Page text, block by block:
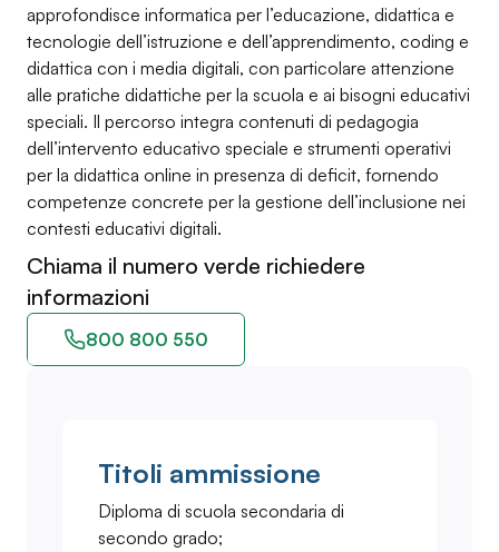
approfondisce informatica per l’educazione, didattica e
tecnologie dell’istruzione e dell’apprendimento, coding e
didattica con i media digitali, con particolare attenzione
alle pratiche didattiche per la scuola e ai bisogni educativi
speciali. Il percorso integra contenuti di pedagogia
dell’intervento educativo speciale e strumenti operativi
per la didattica online in presenza di deficit, fornendo
competenze concrete per la gestione dell’inclusione nei
contesti educativi digitali.
Chiama il numero verde richiedere
informazioni
800 800 550
Titoli ammissione
Diploma di scuola secondaria di
secondo grado;